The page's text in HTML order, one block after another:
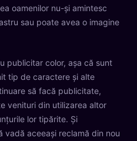
oamenilor nu-și amintesc
sau poate avea o imagine
publicitar color, așa că sunt
tip de caractere și alte
să facă publicitate,
venituri din utilizarea altor
lor tipărite. Și
vadă aceeași reclamă din nou